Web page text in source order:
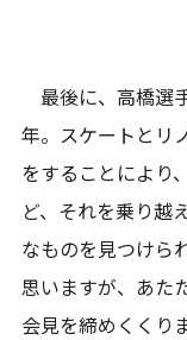
最後に、高橋選
年。スケートとリ
をすることにより
ど、それを乗り越
なものを見つけら
思いますが、あた
会見を締めくくり